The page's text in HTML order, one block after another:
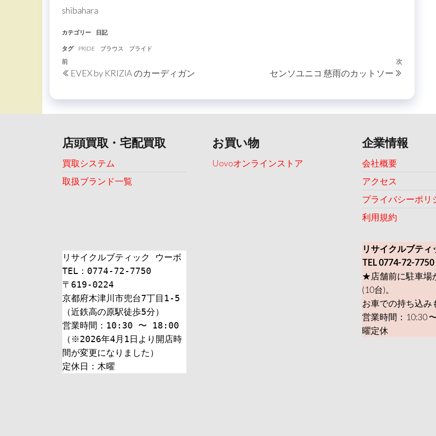
shibahara
カテゴリー 日記
タグ PRIDE ブラウス プライド
投
稿
ナ
ビ
ー
シ
ョ
過
去
稿
前
EVEX by KRIZIA のカーディガン
次
次
センソユニコ 慈雨のカットソー
店頭買取・宅配買取
買取システム
取扱ブランド一覧
お買い物
Uovoオンラインストア
企業情報
会社概要
アクセス
プライバシーポリ
利用規約
リサイクルブティック ウーボ
TEL：0774-72-7750
〒619-0224
京都府木津川市兜台7丁目1-5
（近鉄高の原駅徒歩5分）
営業時間：10:30 〜 18:00
（※2026年4月1日より開店時
間が変更になりました）
定休日：木曜
リサイクルブティ
TEL 0774-72-7750
★店舗前に駐車場
(10台)。
お車での持ち込み
営業時間：10:30
曜定休